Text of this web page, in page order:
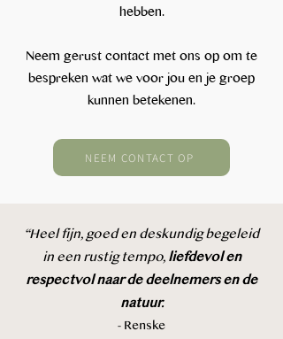
hebben.
Neem gerust contact met ons op om te
bespreken wat we voor jou en je groep
kunnen betekenen.
NEEM CONTACT OP
‘‘Heel fijn, goed en deskundig begeleid
in een rustig tempo, liefdevol en
respectvol naar de deelnemers en de
natuur.
- Renske